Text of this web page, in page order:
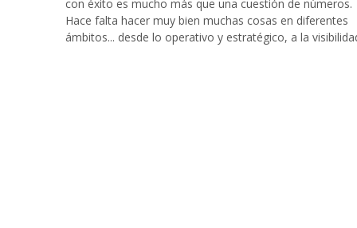
con éxito es mucho más que una cuestión de números.
Hace falta hacer muy bien muchas cosas en diferentes
ámbitos... desde lo operativo y estratégico, a la